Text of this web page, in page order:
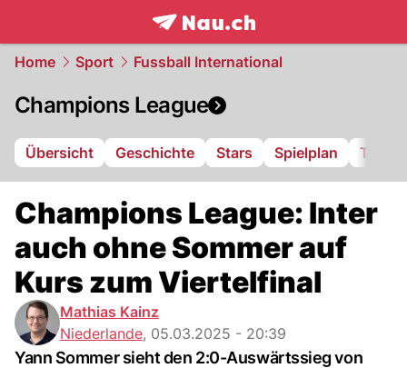
frontpage.NAU.ch
Home Sport Fussball International
Champions League
Übersicht Geschichte Stars Spielplan
Champions League: Inter
auch ohne Sommer auf
Kurs zum Viertelfinal
Mathias Kainz
Niederlande, 05.03.2025 - 20:39
Yann Sommer sieht den 2:0-Auswärtssieg von